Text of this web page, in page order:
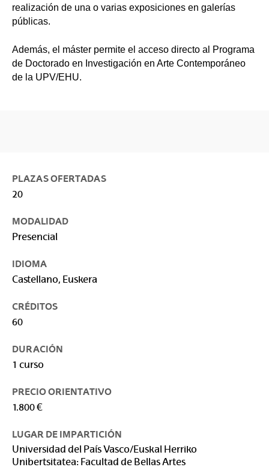
realización de una o varias exposiciones en galerías
públicas.
Además, el máster permite el acceso directo al Programa
de Doctorado en Investigación en Arte Contemporáneo
de la UPV/EHU.
PLAZAS OFERTADAS
20
MODALIDAD
Presencial
IDIOMA
Castellano, Euskera
CRÉDITOS
60
DURACIÓN
1 curso
PRECIO ORIENTATIVO
1.800 €
LUGAR DE IMPARTICIÓN
Universidad del País Vasco/Euskal Herriko
Unibertsitatea: Facultad de Bellas Artes